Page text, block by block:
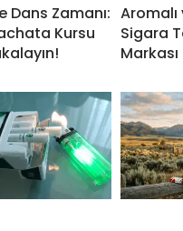
Dans Zamanı:
Kursu
Sigara
Markası